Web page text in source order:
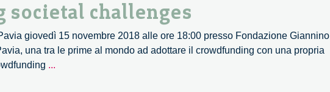
societal challenges
giovedì 15 novembre 2018 alle ore 18:00 presso Fondazione Giannino
una tra le prime al mondo ad adottare il crowdfunding con una propria
...